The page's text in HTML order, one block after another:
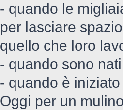
- quando le
per lasciare
quello che loro
- quando sono
- quando è
Oggi per un